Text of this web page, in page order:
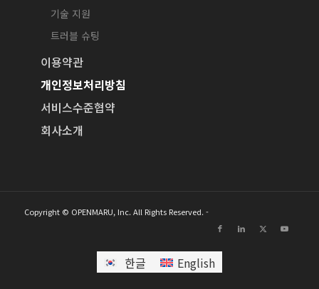
기술 지원
트러블 슈팅
이용약관
개인정보처리방침
서비스수준협약
회사소개
Copyright © OPENMARU, Inc. All Rights Reserved. -
한글 English